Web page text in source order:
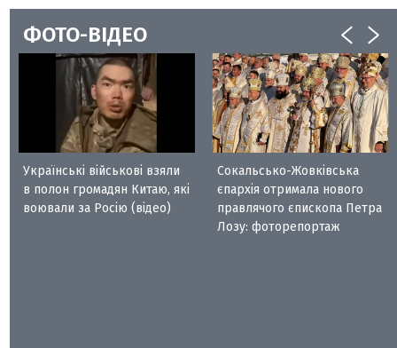
ФОТО-ВІДЕО
Українські військові взяли
в полон громадян Китаю, які
воювали за Росію (відео)
Сокальсько-Жовківська
єпархія отримала нового
правлячого єпископа Петра
Лозу: фоторепортаж